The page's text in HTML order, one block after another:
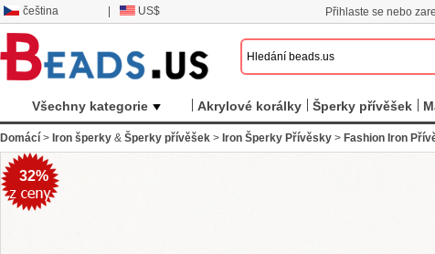
čeština US$ Přihlaste se nebo
Všechny kategorie Akrylové korálky Šperky přívěšek
Domácí > Iron šperky & Šperky přívěšek > Iron Šperky Přívěsky > Fashion Iron
32%